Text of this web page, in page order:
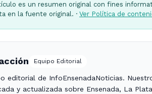
es un resumen original con fines
en la fuente original. · Ver Política de
Equipo Editorial
editorial de InfoEnsenadaNoticias.
y actualizada sobre Ensenada, La